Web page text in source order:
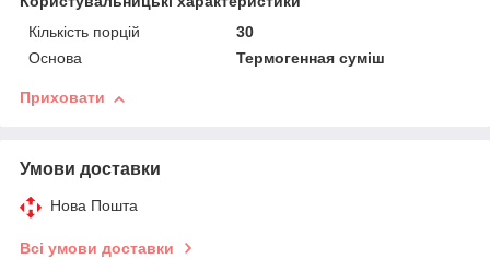
Кількість порцій
30
Основа
Термогенная суміш
Приховати
Умови доставки
Нова Пошта
Всі умови доставки